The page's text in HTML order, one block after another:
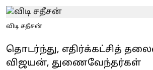
விடி சதீசன்
தொடர்ந்து, எதிர்க்கட்சித்
விஜயன், துணைவேந்தர்கள்